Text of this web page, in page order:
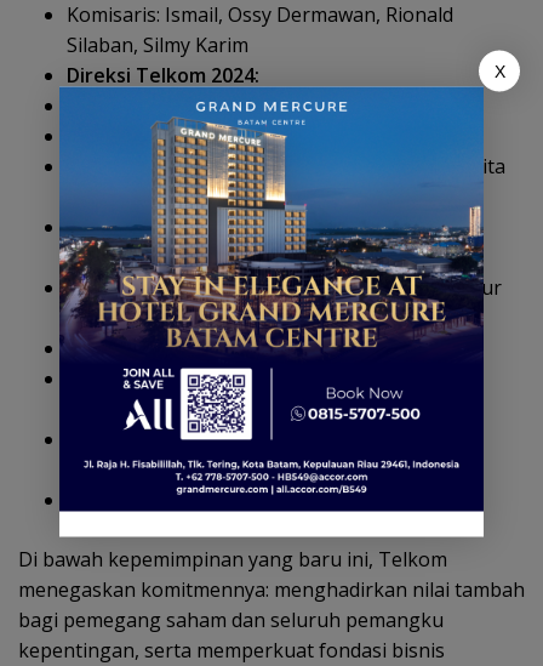
Komisaris: Ismail, Ossy Dermawan, Rionald
Silaban, Silmy Karim
Direksi Telkom 2024:
Direktur Utama: Dian Siswarini
Wakil Direktur Utama: Muhammad Awaluddin
Direktur Enterprise & Business Service: Veranita
Yosephine
Direktur Human Capital Management: Henry
Christiadi
Direktur Keuangan & Manajemen Risiko: Arthur
Angelo Syailendra
Direktur Network: Nanang Hendarno
Direktur Strategic Business Development &
Portfolio: Seno Soemadji
Direktur Wholesale & International Service:
Honesti Basyir
Direktur IT Digital: Faizal Rochmad Djoemadi
Di bawah kepemimpinan yang baru ini, Telkom
menegaskan komitmennya: menghadirkan nilai tambah
bagi pemegang saham dan seluruh pemangku
kepentingan, serta memperkuat fondasi bisnis
X